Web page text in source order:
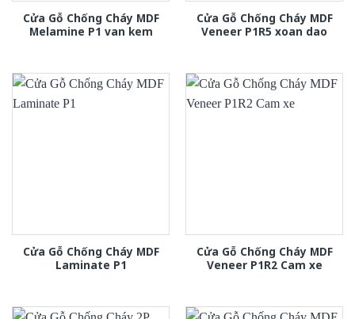
Cửa Gỗ Chống Cháy MDF
Melamine P1 van kem
Cửa Gỗ Chống Cháy MDF
Veneer P1R5 xoan dao
Cửa Gỗ Chống Cháy MDF
Laminate P1
Cửa Gỗ Chống Cháy MDF
Veneer P1R2 Cam xe